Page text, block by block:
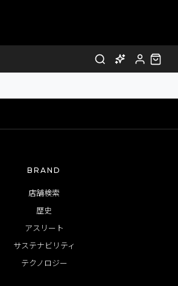
BRAND
店舗検索
歴史
アスリート
サステナビリティ
テクノロジー